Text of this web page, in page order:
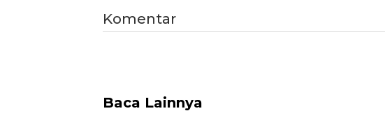
Komentar
Baca Lainnya